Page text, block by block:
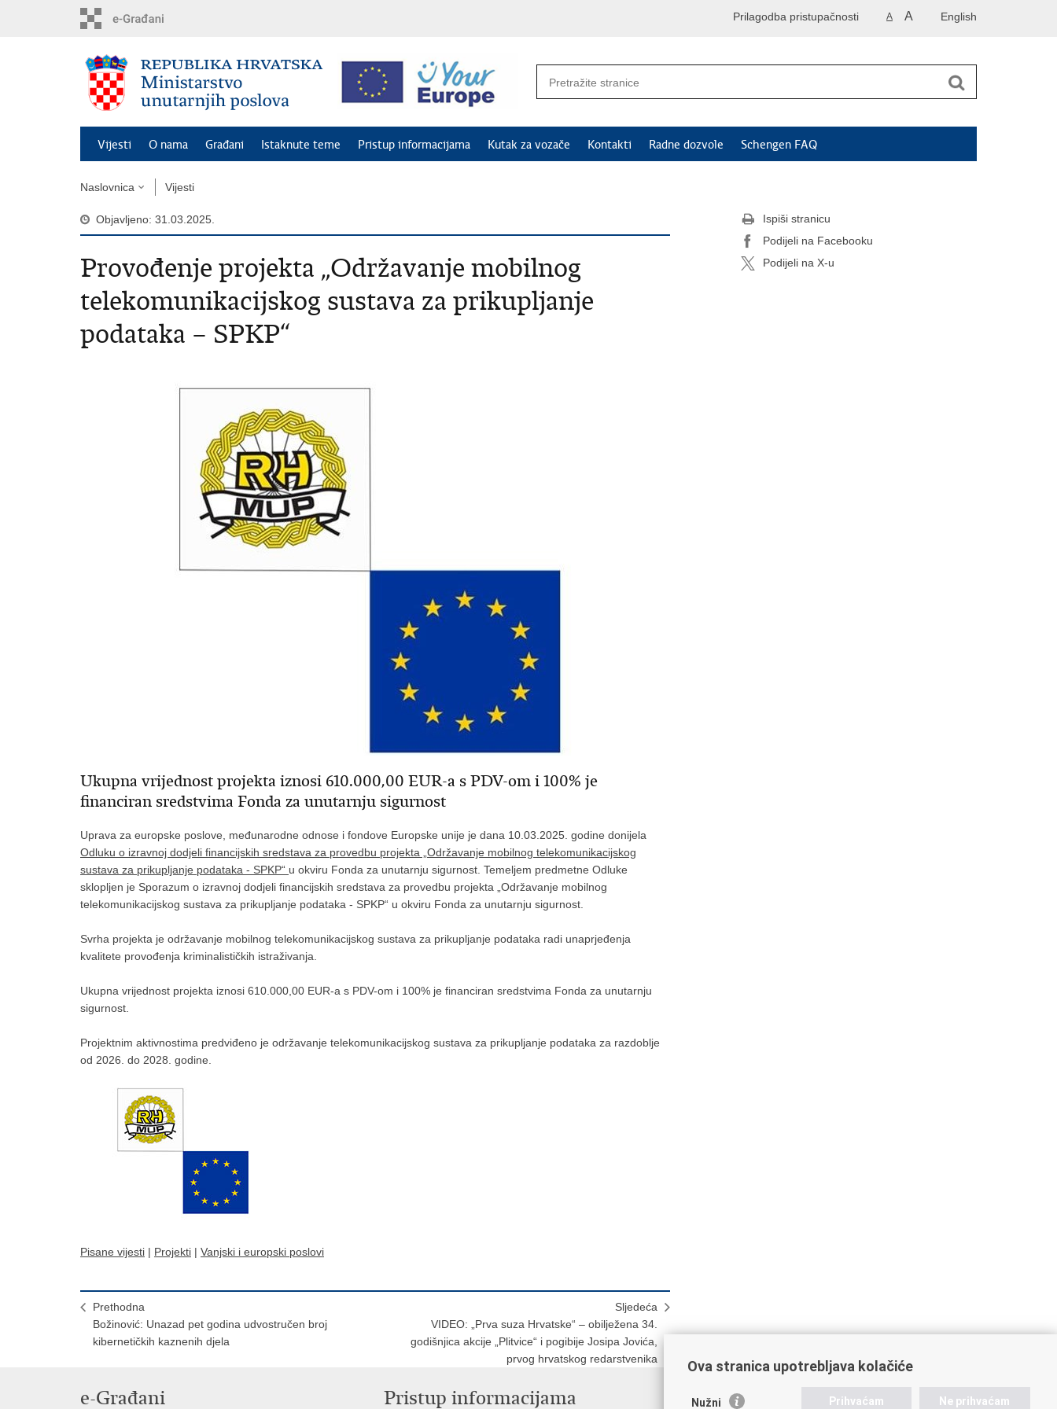
English
A A
Prilagodba pristupačnosti
Vijesti O nama Građani Istaknute teme Pristup informacijama Kutak za vozače Kontakti Radne dozvole Schengen FAQ
Naslovnica Vijesti
Objavljeno: 31.03.2025.
Provođenje projekta „Održavanje mobilnog
telekomunikacijskog sustava za prikupljanje
podataka – SPKP“
Ukupna vrijednost projekta iznosi 610.000,00 EUR-a s PDV-om i 100% je
financiran sredstvima Fonda za unutarnju sigurnost
Uprava za europske poslove, međunarodne odnose i fondove Europske unije je dana 10.03.2025. godine donijela
Odluku o izravnoj dodjeli financijskih sredstava za provedbu projekta „Održavanje mobilnog telekomunikacijskog
sustava za prikupljanje podataka - SPKP“ u okviru Fonda za unutarnju sigurnost. Temeljem predmetne Odluke
sklopljen je Sporazum o izravnoj dodjeli financijskih sredstava za provedbu projekta „Održavanje mobilnog
telekomunikacijskog sustava za prikupljanje podataka - SPKP“ u okviru Fonda za unutarnju sigurnost.
Svrha projekta je održavanje mobilnog telekomunikacijskog sustava za prikupljanje podataka radi unaprjeđenja
kvalitete provođenja kriminalističkih istraživanja.
Ukupna vrijednost projekta iznosi 610.000,00 EUR-a s PDV-om i 100% je financiran sredstvima Fonda za unutarnju
sigurnost.
Projektnim aktivnostima predviđeno je održavanje telekomunikacijskog sustava za prikupljanje podataka za razdoblje
od 2026. do 2028. godine.
Pisane vijesti | Projekti | Vanjski i europski poslovi
Prethodna
Božinović: Unazad pet godina udvostručen broj
kibernetičkih kaznenih djela
Sljedeća
VIDEO: „Prva suza Hrvatske“ – obilježena 34.
godišnjica akcije „Plitvice“ i pogibije Josipa Jovića,
prvog hrvatskog redarstvenika
Ispiši stranicu
Podijeli na Facebooku
Podijeli na X-u
e-Građani Pristup informacijama Važne poveznice
Ova stranica upotrebljava kolačiće
Nužni Prihvaćam Ne prihvaćam